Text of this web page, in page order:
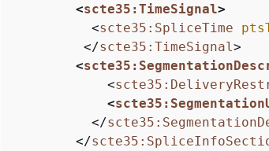
<scte35:TimeSignal>
<scte35:SpliceTime
</scte35:TimeSignal >
<
<
<
</
</